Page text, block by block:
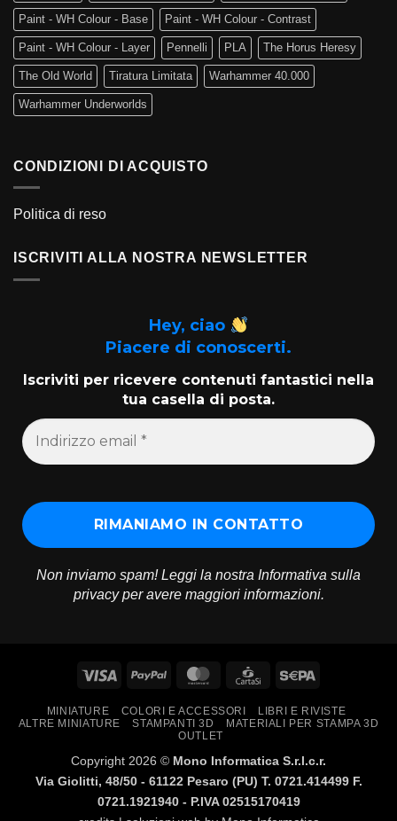
Paint - WH Colour - Base Paint - WH Colour - Contrast
Paint - WH Colour - Layer Pennelli PLA The Horus Heresy
The Old World Tiratura Limitata Warhammer 40.000
Warhammer Underworlds
CONDIZIONI DI ACQUISTO
Politica di reso
ISCRIVITI ALLA NOSTRA NEWSLETTER
Hey, ciao
Piacere di conoscerti.
Iscriviti per ricevere contenuti fantastici nella
tua casella di posta.
Non inviamo spam! Leggi la nostra Informativa sulla
privacyper avere maggiori informazioni.
Visa PayPal MasterCardCartaSi
MINIATURE COLORI E ACCESSORI
LIBRI E RIVISTE
ALTRE MINIATURE
STAMPANTI 3D
MATERIALI PER STAMPA 3D
OUTLET
Copyright 2026 © Mono Informatica S.r.l.c.r.
Via Giolitti, 48/50 - 61122 Pesaro (PU) T. 0721.414499 F.
0721.1921940 - P.IVA 02515170419